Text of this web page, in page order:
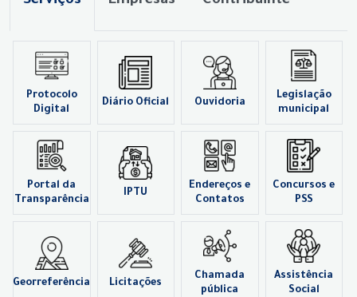
Protocolo
Digital
Diário Oficial Ouvidoria
Legislação
municipal
Portal da
Transparência
IPTU
Endereços e
Contatos
Concursos e
PSS
Georreferência Licitações
Chamada
pública
Assistência
Social